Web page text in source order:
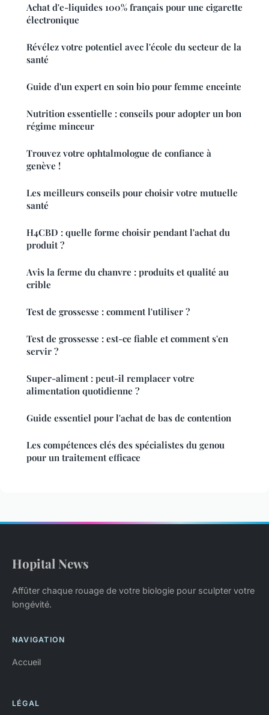
Achat d'e-liquides 100% français pour une cigarette
électronique
Révélez votre potentiel avec l'école du secteur de la
santé
Guide d'un expert en soin bio pour femme enceinte
Nutrition essentielle : conseils pour adopter un bon
régime minceur
Trouvez votre ophtalmologue de confiance à
genève !
Les meilleurs conseils pour choisir votre mutuelle
santé
H4CBD : quelle forme choisir pendant l'achat du
produit ?
Avis la ferme du chanvre : produits et qualité au
crible
Test de grossesse : comment l'utiliser ?
Test de grossesse : est-ce fiable et comment s'en
servir ?
Super-aliment : peut-il remplacer votre
alimentation quotidienne ?
Guide essentiel pour l'achat de bas de contention
Les compétences clés des spécialistes du genou
pour un traitement efficace
Hopital News
Affûter chaque rouage de votre biologie pour sculpter votre
longévité.
NAVIGATION
Accueil
LÉGAL